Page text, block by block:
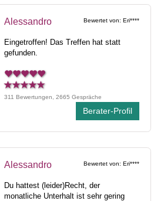
Bewertet von: Eri****
Alessandro
Eingetroffen! Das Treffen hat statt
gefunden.
311 Bewertungen, 2665 Gespräche
Berater-Profil
Bewertet von: Eri****
Alessandro
Du hattest (leider)Recht, der
monatliche Unterhalt ist sehr gering